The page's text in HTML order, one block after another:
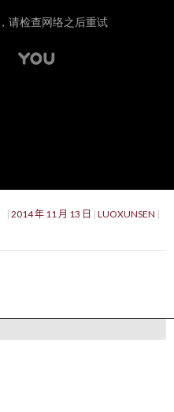
2014 年 11 月 13 日
LUOXUNSEN